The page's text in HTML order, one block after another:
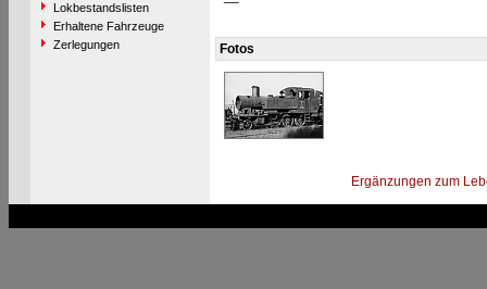
Lokbestandslisten
Erhaltene Fahrzeuge
Zerlegungen
Fotos
Ergänzungen zum